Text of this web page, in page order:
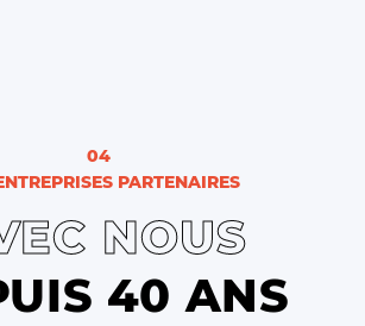
– Médiation et Publics
04
PARTENAIRES
NOUS
40 ANS